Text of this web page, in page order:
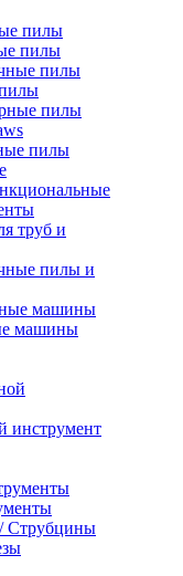
пилы
пилы
пилы
пилы
пилы
труб и
пилы и
машины
инструмент
Струбцины